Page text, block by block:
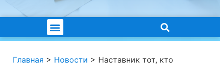
Главная > Новости > Наставник тот, кто